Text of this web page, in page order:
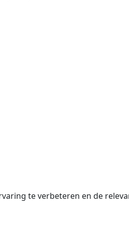
te verbeteren en de